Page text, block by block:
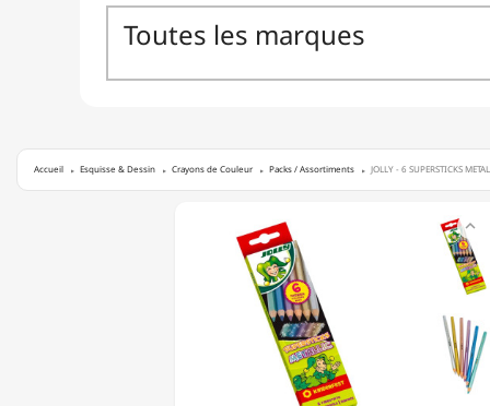
Accueil Esquisse & Dessin Crayons de Couleur Packs / Assortiments JOLLY - 6 SUPERSTICKS
